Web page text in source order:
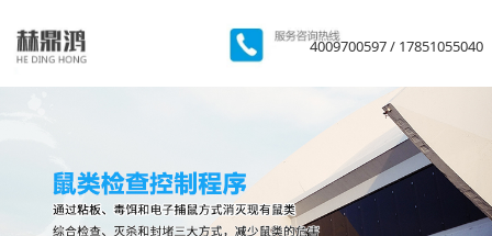
4009700597 / 17851055040